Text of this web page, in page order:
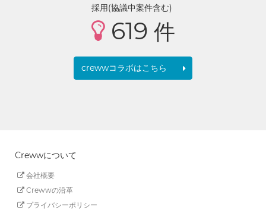
採用(協議中案件含む)
619 件
crewwコラボはこちら
Crewwについて
会社概要
Crewwの沿革
プライバシーポリシー